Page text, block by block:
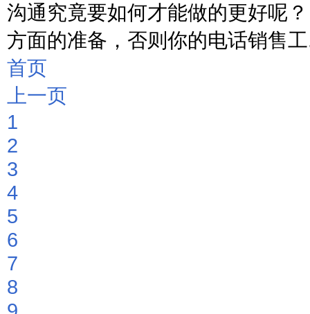
沟通究竟要如何才能做的更好呢
方面的准备，否则你的电话销售
首页
上一页
1
2
3
4
5
6
7
8